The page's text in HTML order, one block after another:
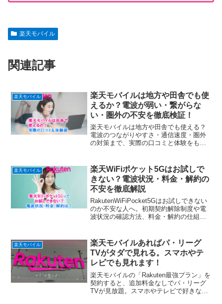
楽天モバイル
関連記事
楽天モバイル
楽天モバイルは地方や田舎でも使
えるか？電波が弱い・繋がらな
い・圏外の不安を徹底検証！
楽天モバイルは地方や田舎でも使える？
電波のつながりやすさ・通信速度・圏外
の対策まで、実際の口コミと体験をもと
楽天モバイル
楽天WiFiポケット5Gはお試しで
きない？電波状況・料金・解約の
不安を徹底解説
RakutenWiFiPocket5Gはお試しできない
のか不安な人へ。初期契約解除制度や電
波状況の確認方法、料金・解約の仕組み
楽天モバイル
楽天モバイルあればパ・リーグ
TVがタダで見れる。スマホやテ
レビでも見れます！
楽天モバイルの「Rakuten最強プラン」を
契約すると、追加料金なしでパ・リーグ
TVが見放題。スマホやテレビで好きな試